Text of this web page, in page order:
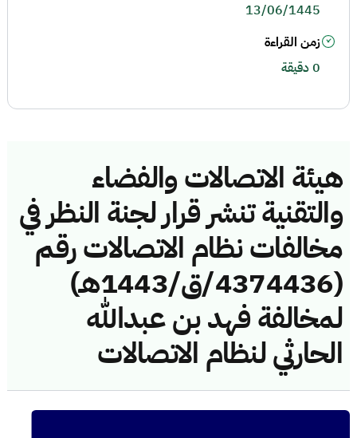
هيئة الاتصالات والفضاء
والتقنية تنشر قرار لجنة النظر في
مخالفات نظام الاتصالات رقم
(4374436/ق/1443هـ)
لمخالفة فهد بن عبدالله
الحارثي لنظام الاتصالات
13/06/1445
زمن القراءة
0 دقيقة